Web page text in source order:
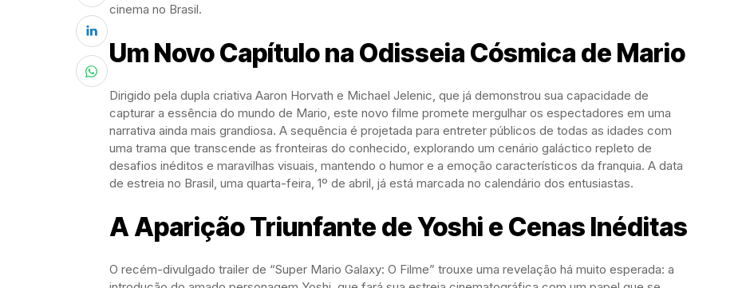
cinema no Brasil.
Um Novo Capítulo na Odisseia Cósmica de Mario
Dirigido pela dupla criativa Aaron Horvath e Michael Jelenic, que já demonstrou sua capacidade de
capturar a essência do mundo de Mario, este novo filme promete mergulhar os espectadores em uma
narrativa ainda mais grandiosa. A sequência é projetada para entreter públicos de todas as idades com
uma trama que transcende as fronteiras do conhecido, explorando um cenário galáctico repleto de
desafios inéditos e maravilhas visuais, mantendo o humor e a emoção característicos da franquia. A data
de estreia no Brasil, uma quarta-feira, 1º de abril, já está marcada no calendário dos entusiastas.
A Aparição Triunfante de Yoshi e Cenas Inéditas
O recém-divulgado trailer de “Super Mario Galaxy: O Filme” trouxe uma revelação há muito esperada: a